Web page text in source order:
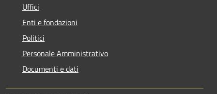
Uffici
Enti e fondazioni
Politici
Personale Amministrativo
Documenti e dati